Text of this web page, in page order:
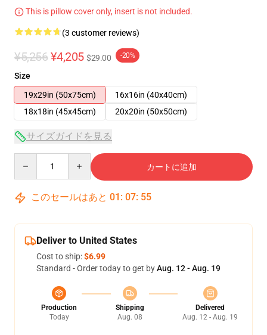
This is pillow cover only, insert is not included.
(3 customer reviews)
¥5,256 ¥4,205 $29.00 -20%
Size
19x29in (50x75cm)
16x16in (40x40cm)
18x18in (45x45cm)
20x20in (50x50cm)
サイズガイドを見る
カートに追加
このセールはあと 01 : 07: 54
Deliver to United States
Cost to ship:$6.99
Standard - Order today to get byAug. 12 - Aug. 19
Production
Today
Shipping
Aug. 08
Delivered
Aug. 12 - Aug. 19